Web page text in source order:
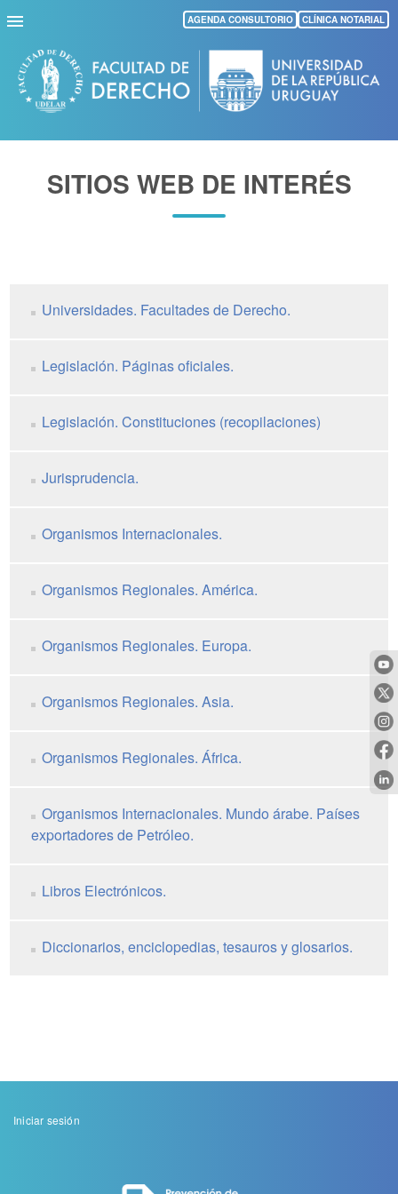
Pasar
al
contenido
principal
AGENDA CONSULTORIO CLÍNICA NOTARIAL
SITIOS WEB DE INTERÉS
Universidades. Facultades de Derecho.
Legislación. Páginas oficiales.
Legislación. Constituciones (recopilaciones)
Jurisprudencia.
Organismos Internacionales.
Organismos Regionales. América.
Organismos Regionales. Europa.
Organismos Regionales. Asia.
Organismos Regionales. África.
Organismos Internacionales. Mundo árabe. Países
exportadores de Petróleo.
Libros Electrónicos.
Diccionarios, enciclopedias, tesauros y glosarios.
Menu
Iniciar sesión